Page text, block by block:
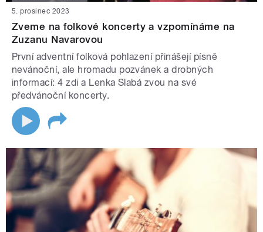
5. prosinec 2023
Zveme na folkové koncerty a vzpomínáme na
Zuzanu Navarovou
První adventní folková pohlazení přinášejí písně
nevánoční, ale hromadu pozvánek a drobných
informací: 4 zdi a Lenka Slabá zvou na své
předvánoční koncerty.